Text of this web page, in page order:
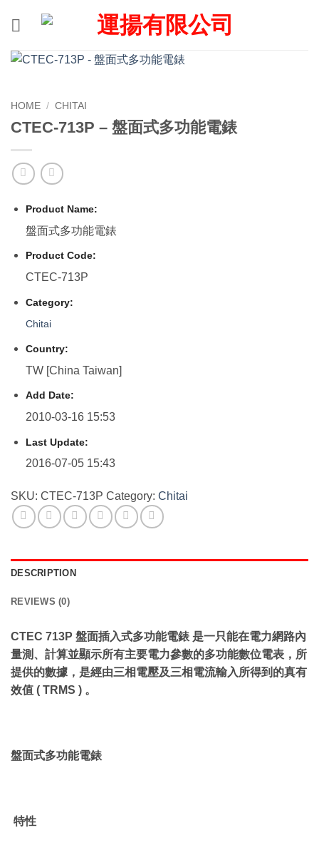
HOME / CHITAI
CTEC-713P – 盤面式多功能電錶
Product Name:
盤面式多功能電錶
Product Code:
CTEC-713P
Category:
Chitai
Country:
TW [China Taiwan]
Add Date:
2010-03-16 15:53
Last Update:
2016-07-05 15:43
SKU: CTEC-713P Category: Chitai
DESCRIPTION
REVIEWS (0)
CTEC 713P 盤面插入式多功能電錶 是一只能在電力網路內
量測、計算並顯示所有主要電力參數的多功能數位電表，所
提供的數據，是經由三相電壓及三相電流輸入所得到的真有
效值 ( TRMS ) 。
盤面式多功能電錶
特性